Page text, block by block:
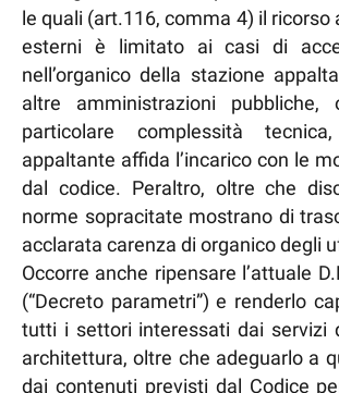
le quali (art.116, comma 4) il ricorso
esterni è limitato ai casi di
nell’organico della stazione
altre amministrazioni
particolare complessità
appaltante affida l’incarico con le
dal codice. Peraltro, oltre che
norme sopracitate mostrano di
acclarata carenza di organico degli
Occorre anche ripensare l’attuale
(“Decreto parametri”) e renderlo
tutti i settori interessati dai servizi
architettura, oltre che adeguarlo a
dai contenuti previsti dal Codice